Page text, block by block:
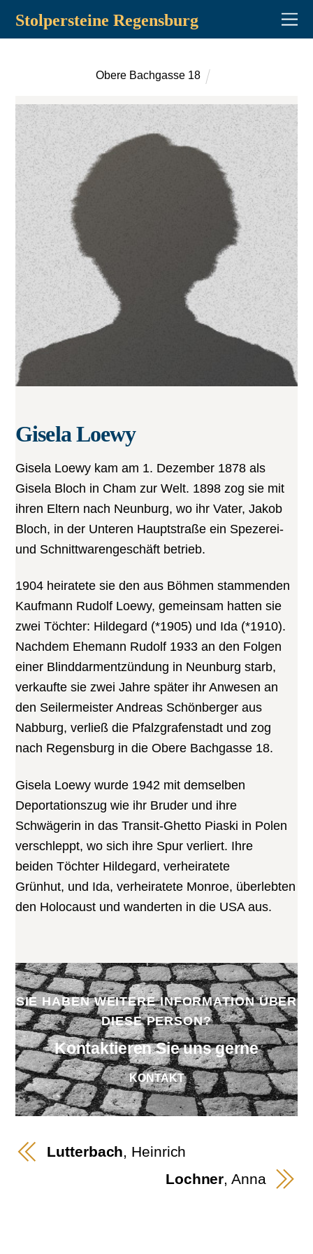
Stolpersteine Regensburg
Obere Bachgasse 18
Gisela Loewy
Gisela Loewy kam am 1. Dezember 1878 als
Gisela Bloch in Cham zur Welt. 1898 zog sie mit
ihren Eltern nach Neunburg, wo ihr Vater, Jakob
Bloch, in der Unteren Hauptstraße ein Spezerei-
und Schnittwarengeschäft betrieb.
1904 heiratete sie den aus Böhmen stammenden
Kaufmann Rudolf Loewy, gemeinsam hatten sie
zwei Töchter: Hildegard (*1905) und Ida (*1910).
Nachdem Ehemann Rudolf 1933 an den Folgen
einer Blinddarmentzündung in Neunburg starb,
verkaufte sie zwei Jahre später ihr Anwesen an
den Seilermeister Andreas Schönberger aus
Nabburg, verließ die Pfalzgrafenstadt und zog
nach Regensburg in die Obere Bachgasse 18.
Gisela Loewy wurde 1942 mit demselben
Deportationszug wie ihr Bruder und ihre
Schwägerin in das Transit-Ghetto Piaski in Polen
verschleppt, wo sich ihre Spur verliert. Ihre
beiden Töchter Hildegard, verheiratete
Grünhut, und Ida, verheiratete Monroe, überlebten
den Holocaust und wanderten in die USA aus.
SIE HABEN WEITERE INFORMATION ÜBER
DIESE PERSON?
Kontaktieren Sie uns gerne
KONTAKT
Lutterbach, Heinrich
Lochner, Anna